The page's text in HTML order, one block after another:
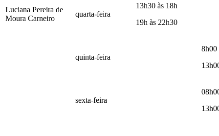
Luciana Pereira de
Moura Carneiro
quarta-feira
13h30 às 18h
19h às 22h30
quinta-feira
8h00
sexta-feira